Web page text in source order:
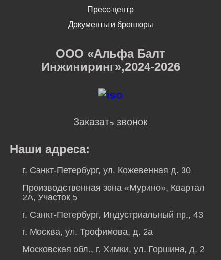
Пресс-центр
Документы и брошюры
ООО «Альфа Балт
Инжиниринг»,2024-2026
Заказать звонок
Наши адреса:
г. Санкт-Петербург, ул. Кожевенная д. 30
Производственная зона «Мурино», Квартал
2А, Участок 5
г. Санкт-Петербург, Индустриальный пр., 43
г. Москва, ул. Трофимова, д. 2а
Московская обл., г. Химки, ул. Горшина, д. 2